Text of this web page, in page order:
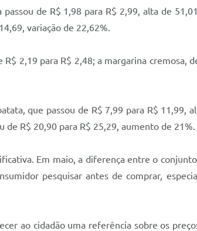
de R$ 1,98 para R$ 2,99, alta de
variação de 22,62%.
para R$ 2,48; a margarina cremosa,
que passou de R$ 7,99 para R$ 11,99,
de R$ 20,90 para R$ 25,29, aumento de 21%.
Em maio, a diferença entre o conjunto
pesquisar antes de comprar,
cidadão uma referência sobre os preços